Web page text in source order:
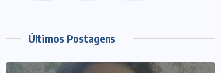
Últimos Postagens